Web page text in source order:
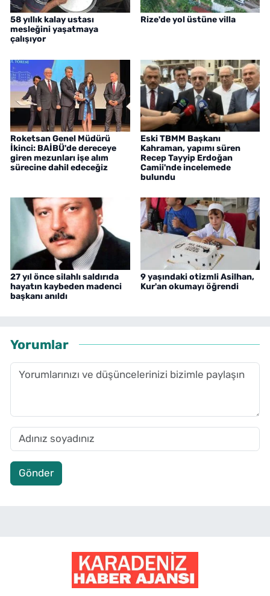
58 yıllık kalay ustası
mesleğini yaşatmaya
çalışıyor
Rize'de yol üstüne villa
Roketsan Genel Müdürü
İkinci: BAİBÜ'de dereceye
giren mezunları işe alım
sürecine dahil edeceğiz
Eski TBMM Başkanı
Kahraman, yapımı süren
Recep Tayyip Erdoğan
Camii'nde incelemede
bulundu
27 yıl önce silahlı saldırıda
hayatın kaybeden madenci
başkanı anıldı
9 yaşındaki otizmli Asilhan,
Kur'an okumayı öğrendi
Yorumlar
Gönder